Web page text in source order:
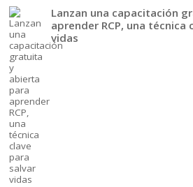
Lanzan una capacitación
aprender RCP, una técnica
vidas